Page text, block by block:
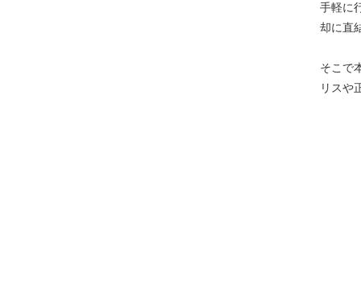
手軽に
却に直
そこで
リスや